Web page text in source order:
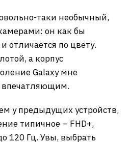
таки необычный,
он как бы
отличается по цвету.
а корпус
Galaxy мне
впечатляющим.
у предыдущих устройств,
типичное – FHD+,
120 Гц. Увы, выбрать